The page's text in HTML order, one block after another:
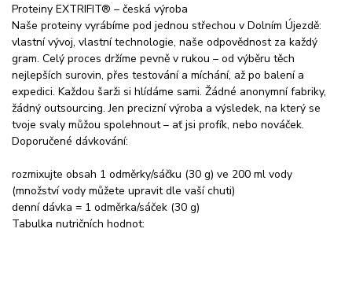
Proteiny EXTRIFIT® – česká výroba
Naše proteiny vyrábíme pod jednou střechou v Dolním Újezdě:
vlastní vývoj, vlastní technologie, naše odpovědnost za každý
gram. Celý proces držíme pevně v rukou – od výběru těch
nejlepších surovin, přes testování a míchání, až po balení a
expedici. Každou šarži si hlídáme sami. Žádné anonymní fabriky,
žádný outsourcing. Jen precizní výroba a výsledek, na který se
tvoje svaly můžou spolehnout – ať jsi profík, nebo nováček.
Doporučené dávkování:
rozmixujte obsah 1 odměrky/sáčku (30 g) ve 200 ml vody
(množství vody můžete upravit dle vaší chuti)
denní dávka = 1 odměrka/sáček (30 g)
Tabulka nutričních hodnot: